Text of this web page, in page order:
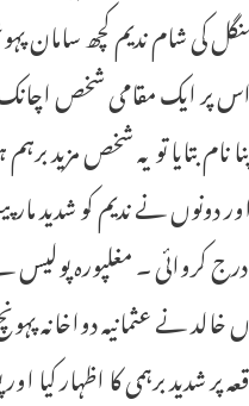
کی شام ندیم کچھ سامان
پر ایک مقامی شخص
بتایا تو یہ شخص مزید
نے ندیم کو شدید
۔ مغلپورہ پولیس نے
نے عثمانیہ دواخانہ
برہمی کا اظہار کیا اور